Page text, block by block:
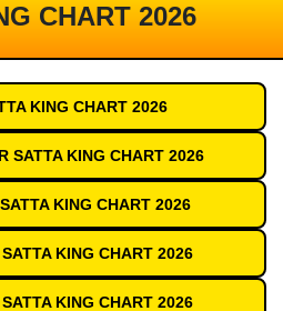
CHART 2026
KING CHART 2026
SATTA KING CHART 2026
KING CHART 2026
KING CHART 2026
KING CHART 2026